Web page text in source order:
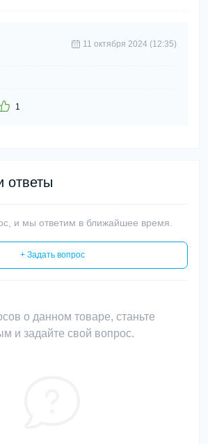
11 октября 2024 (12:35)
1
ответы
и мы ответим в ближайшее время.
+ Задать вопрос
о данном товаре, станьте
и задайте свой вопрос.